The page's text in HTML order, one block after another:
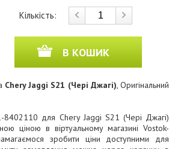
Кількість:
В КОШИК
Chery Jaggi S21 (Чері Джагі), Оригінальний
8402110 для Chery Jaggi S21 (Чері Джагі)
ціною в віртуальному магазині Vostok-
зробити ціни доступними для